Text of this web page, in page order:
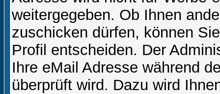
weitergegeben. Ob Ihnen
zuschicken dürfen, können
Profil entscheiden. Der
Ihre eMail Adresse während
überprüft wird. Dazu wird